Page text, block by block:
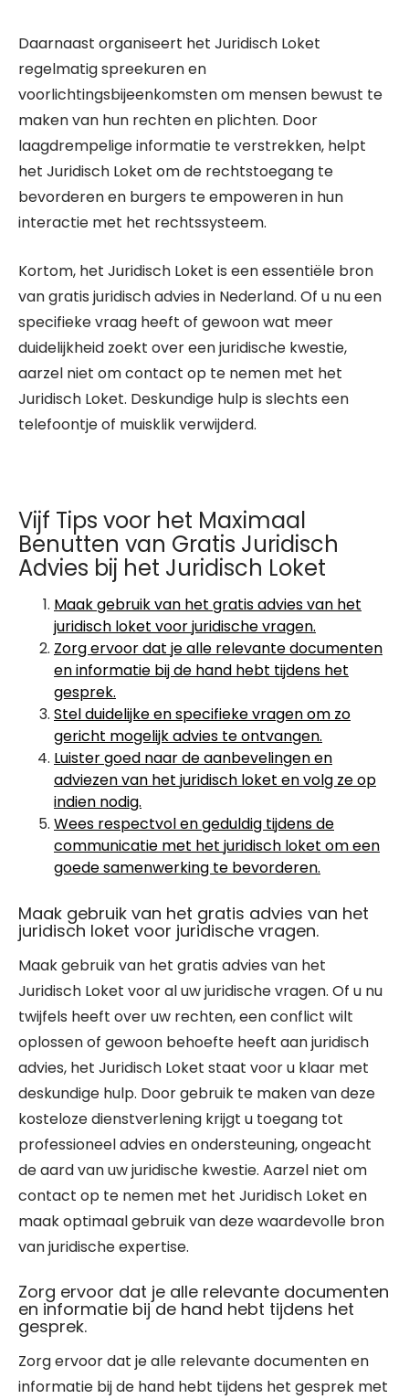
Daarnaast organiseert het Juridisch Loket
regelmatig spreekuren en
voorlichtingsbijeenkomsten om mensen bewust te
maken van hun rechten en plichten. Door
laagdrempelige informatie te verstrekken, helpt
het Juridisch Loket om de rechtstoegang te
bevorderen en burgers te empoweren in hun
interactie met het rechtssysteem.
Kortom, het Juridisch Loket is een essentiële bron
van gratis juridisch advies in Nederland. Of u nu een
specifieke vraag heeft of gewoon wat meer
duidelijkheid zoekt over een juridische kwestie,
aarzel niet om contact op te nemen met het
Juridisch Loket. Deskundige hulp is slechts een
telefoontje of muisklik verwijderd.
Vijf Tips voor het Maximaal
Benutten van Gratis Juridisch
Advies bij het Juridisch Loket
Maak gebruik van het gratis advies van het
juridisch loket voor juridische vragen.
Zorg ervoor dat je alle relevante documenten
en informatie bij de hand hebt tijdens het
gesprek.
Stel duidelijke en specifieke vragen om zo
gericht mogelijk advies te ontvangen.
Luister goed naar de aanbevelingen en
adviezen van het juridisch loket en volg ze op
indien nodig.
Wees respectvol en geduldig tijdens de
communicatie met het juridisch loket om een
goede samenwerking te bevorderen.
Maak gebruik van het gratis advies van het
juridisch loket voor juridische vragen.
Maak gebruik van het gratis advies van het
Juridisch Loket voor al uw juridische vragen. Of u nu
twijfels heeft over uw rechten, een conflict wilt
oplossen of gewoon behoefte heeft aan juridisch
advies, het Juridisch Loket staat voor u klaar met
deskundige hulp. Door gebruik te maken van deze
kosteloze dienstverlening krijgt u toegang tot
professioneel advies en ondersteuning, ongeacht
de aard van uw juridische kwestie. Aarzel niet om
contact op te nemen met het Juridisch Loket en
maak optimaal gebruik van deze waardevolle bron
van juridische expertise.
Zorg ervoor dat je alle relevante documenten
en informatie bij de hand hebt tijdens het
gesprek.
Zorg ervoor dat je alle relevante documenten en
informatie bij de hand hebt tijdens het gesprek met